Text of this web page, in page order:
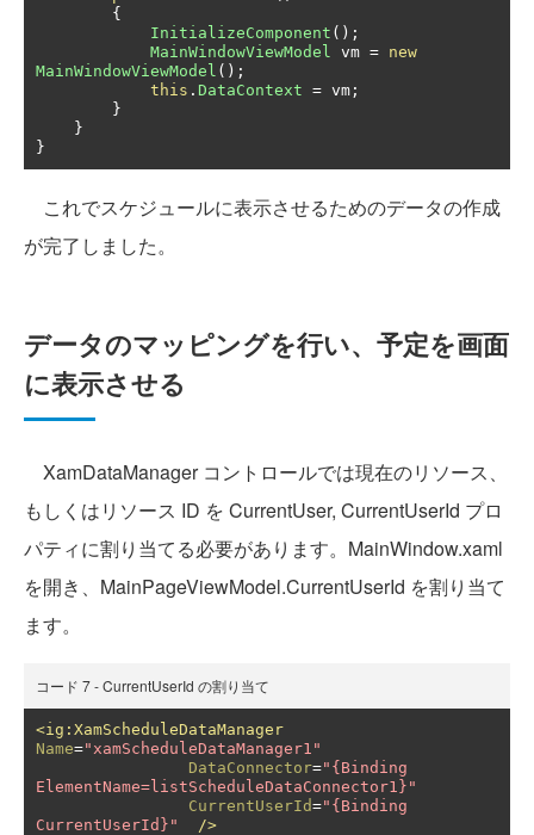
{
InitializeComponent ();
MainWindowViewModel
vm = new
MainWindowViewModel ();
this . DataContext = vm ;
}
}
}
これでスケジュールに表示させるためのデータの作成
が完了しました。
データのマッピングを行い、予定を画面
に表示させる
XamDataManager コントロールでは現在のリソース、
もしくはリソース ID を CurrentUser, CurrentUserId プロ
パティに割り当てる必要があります。MainWindow.xaml
を開き、MainPageViewModel.CurrentUserId を割り当て
ます。
コード 7 - CurrentUserId の割り当て
<ig:XamScheduleDataManager
Name="xamScheduleDataManager1"
DataConnector="{Binding
ElementName=listScheduleDataConnector1}"
CurrentUserId="{Binding
CurrentUserId}"
/>